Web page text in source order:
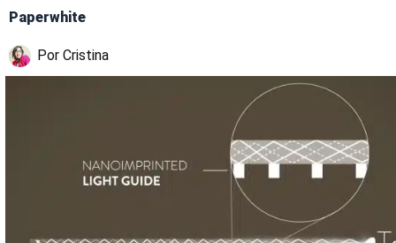
Paperwhite
Por Cristina